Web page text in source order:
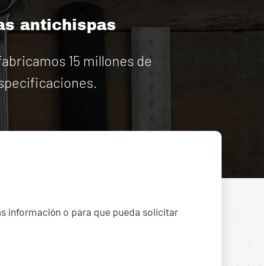
antichispas
15 millones de
información o para que pueda solicitar